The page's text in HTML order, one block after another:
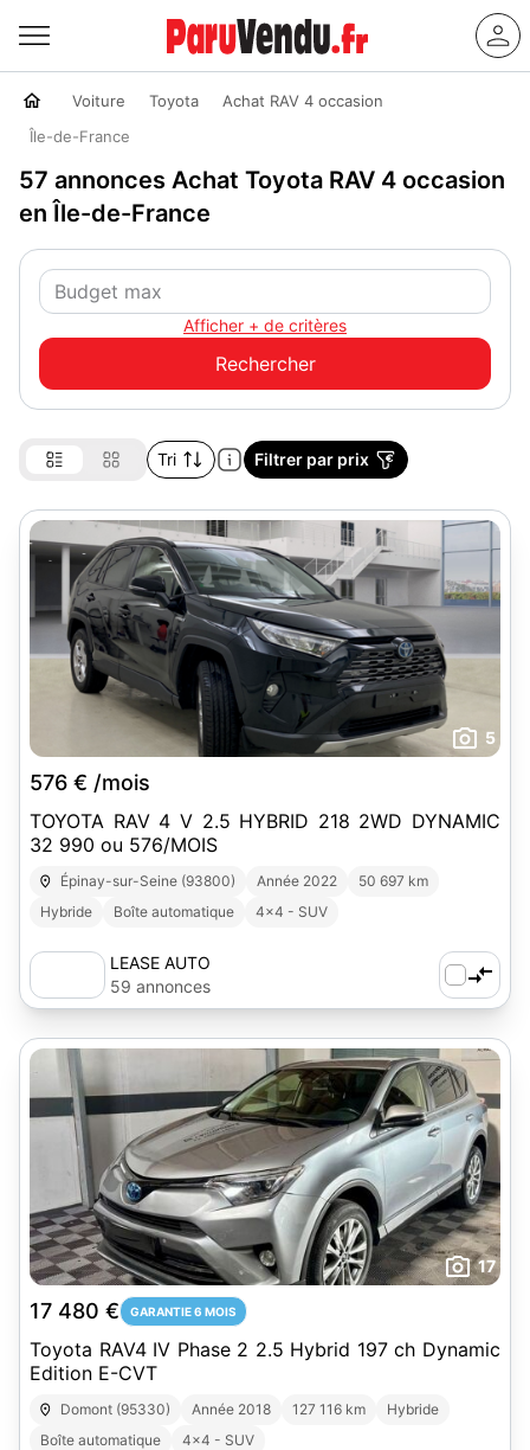
Voiture Toyota
Achat RAV 4 occasion
Île-de-France
57 annonces Achat Toyota RAV 4 occasion
en Île-de-France
Afficher + de critères
Tri Filtrer par prix
5
576 € /mois
TOYOTA RAV 4 V 2.5 HYBRID 218 2WD DYNAMIC
32 990 ou 576/MOIS
Épinay-sur-Seine (93800) Année 2022
50 697 km
Hybride
Boîte automatique 4x4 - SUV
LEASE AUTO
59 annonces
17
17 480 € GARANTIE 6 MOIS
Toyota RAV4 IV Phase 2 2.5 Hybrid 197 ch Dynamic
Edition E-CVT
Domont (95330) Année 2018 127 116 km
Hybride
Boîte automatique
4x4 - SUV